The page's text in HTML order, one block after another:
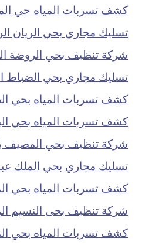
كشف تسربات المياه حي
تسليك مجاري بحي الريان
شركة تنظيف بحي الروضة
تسليك مجاري بحي الضباط
كشف تسربات المياه بحي
كشف تسربات المياه بحي
شركة تنظيف بحي المصيف
تسليك مجاري بحي الملك
كشف تسربات المياه بحي
شركة تنظيف بحى النسيم
كشف تسربات المياه بحي